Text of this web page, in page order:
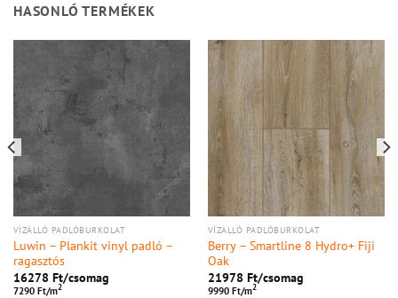
HASONLÓ TERMÉKEK
VÍZÁLLÓ PADLÓBURKOLAT
Luwin – Plankit vinyl padló –
ragasztós
16278 Ft/csomag
7290 Ft/m2
VÍZÁLLÓ PADLÓBURKOLAT
Berry – Smartline 8 Hydro+ Fiji
Oak
21978 Ft/csomag
9990 Ft/m2